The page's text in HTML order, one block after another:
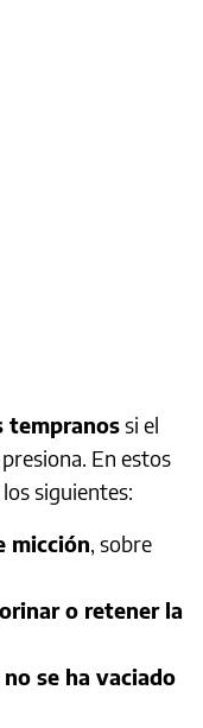
tempranossi el
En estos
siguientes:
micción, sobre
o retener la
se ha vaciado